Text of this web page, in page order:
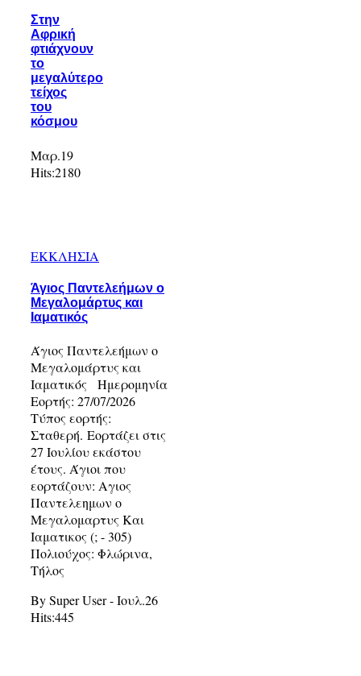
Στην
Αφρική
φτιάχνουν
το
μεγαλύτερο
τείχος
του
κόσμου
Μαρ.19
Hits:2180
ΕΚΚΛΗΣΙΑ
Άγιος Παντελεήμων ο
Μεγαλομάρτυς και
Ιαματικός
Άγιος Παντελεήμων ο
Μεγαλομάρτυς και
Ιαματικός Ημερομηνία
Εορτής: 27/07/2026
Τύπος εορτής:
Σταθερή. Εορτάζει στις
27 Ιουλίου εκάστου
έτους. Άγιοι που
εορτάζουν: Αγιος
Παντελεημων ο
Μεγαλομαρτυς Και
Ιαματικος (; - 305)
Πολιούχος: Φλώρινα,
Τήλος
By Super User - Ιουλ.26
Hits:445